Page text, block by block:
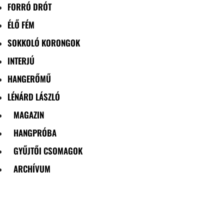
FORRÓ DRÓT
ÉLŐ FÉM
SOKKOLÓ KORONGOK
INTERJÚ
HANGERŐMŰ
LÉNÁRD LÁSZLÓ
MAGAZIN
HANGPRÓBA
GYŰJTŐI CSOMAGOK
ARCHÍVUM